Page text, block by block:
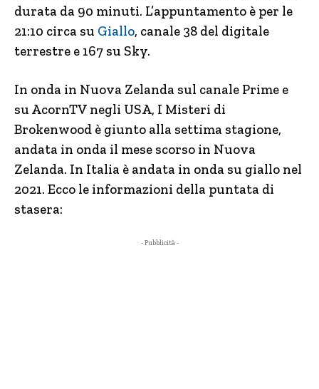
durata da 90 minuti. L’appuntamento è per le
21:10 circa su Giallo, canale 38 del digitale
terrestre e 167 su Sky.
In onda in Nuova Zelanda sul canale Prime e
su AcornTV negli USA, I Misteri di
Brokenwood è giunto alla settima stagione,
andata in onda il mese scorso in Nuova
Zelanda. In Italia è andata in onda su giallo nel
2021. Ecco le informazioni della puntata di
stasera:
- Pubblicità -